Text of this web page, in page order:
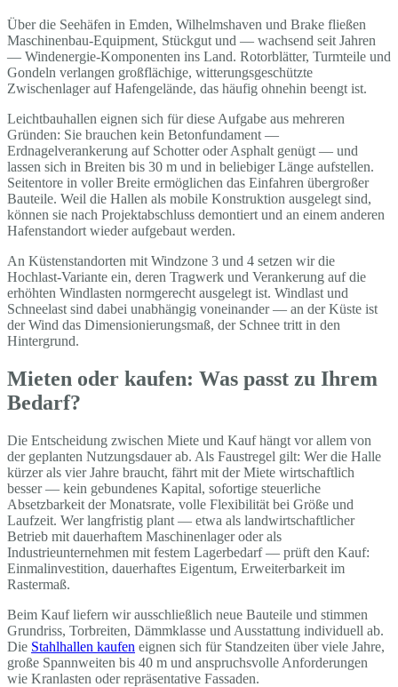
Über die Seehäfen in Emden, Wilhelmshaven und Brake fließen
Maschinenbau-Equipment, Stückgut und — wachsend seit Jahren
— Windenergie-Komponenten ins Land. Rotorblätter, Turmteile und
Gondeln verlangen großflächige, witterungsgeschützte
Zwischenlager auf Hafengelände, das häufig ohnehin beengt ist.
Leichtbauhallen eignen sich für diese Aufgabe aus mehreren
Gründen: Sie brauchen kein Betonfundament —
Erdnagelverankerung auf Schotter oder Asphalt genügt — und
lassen sich in Breiten bis 30 m und in beliebiger Länge aufstellen.
Seitentore in voller Breite ermöglichen das Einfahren übergroßer
Bauteile. Weil die Hallen als mobile Konstruktion ausgelegt sind,
können sie nach Projektabschluss demontiert und an einem anderen
Hafenstandort wieder aufgebaut werden.
An Küstenstandorten mit Windzone 3 und 4 setzen wir die
Hochlast-Variante ein, deren Tragwerk und Verankerung auf die
erhöhten Windlasten normgerecht ausgelegt ist. Windlast und
Schneelast sind dabei unabhängig voneinander — an der Küste ist
der Wind das Dimensionierungsmaß, der Schnee tritt in den
Hintergrund.
Mieten oder kaufen: Was passt zu Ihrem
Bedarf?
Die Entscheidung zwischen Miete und Kauf hängt vor allem von
der geplanten Nutzungsdauer ab. Als Faustregel gilt: Wer die Halle
kürzer als vier Jahre braucht, fährt mit der Miete wirtschaftlich
besser — kein gebundenes Kapital, sofortige steuerliche
Absetzbarkeit der Monatsrate, volle Flexibilität bei Größe und
Laufzeit. Wer langfristig plant — etwa als landwirtschaftlicher
Betrieb mit dauerhaftem Maschinenlager oder als
Industrieunternehmen mit festem Lagerbedarf — prüft den Kauf:
Einmalinvestition, dauerhaftes Eigentum, Erweiterbarkeit im
Rastermaß.
Beim Kauf liefern wir ausschließlich neue Bauteile und stimmen
Grundriss, Torbreiten, Dämmklasse und Ausstattung individuell ab.
Die Stahlhallen kaufen eignen sich für Standzeiten über viele Jahre,
große Spannweiten bis 40 m und anspruchsvolle Anforderungen
wie Kranlasten oder repräsentative Fassaden.